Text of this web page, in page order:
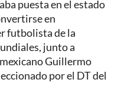
puesta en el estado
en
futbolista de la
junto a
Guillermo
por el DT del